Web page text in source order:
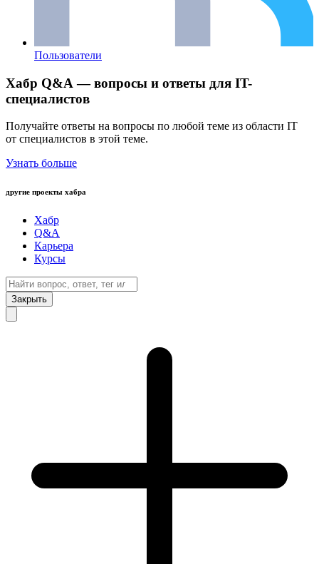
Пользователи
Хабр Q&A — вопросы и ответы для IT-
специалистов
Получайте ответы на вопросы по любой теме из области IT
от специалистов в этой теме.
Узнать больше
другие проекты хабра
Хабр
Q&A
Карьера
Курсы
Закрыть